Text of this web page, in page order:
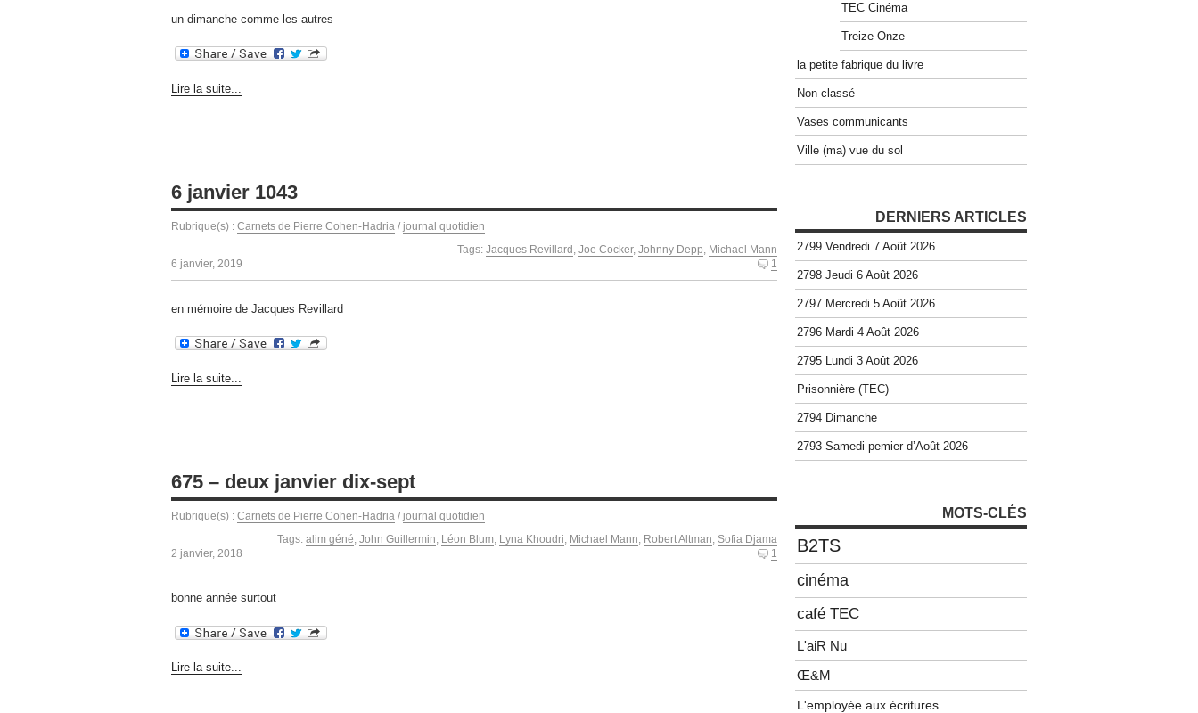
un dimanche comme les autres
Lire la suite...
6 janvier 1043
Rubrique(s) : Carnets de Pierre Cohen-Hadria / journal quotidien
Tags: Jacques Revillard , Joe Cocker, Johnny Depp, Michael Mann
6 janvier, 2019
1
en mémoire de Jacques Revillard
Lire la suite...
675 – deux janvier dix-sept
Rubrique(s) : Carnets de Pierre Cohen-Hadria / journal quotidien
Tags: alim géné, John Guillermin, Léon Blum, Lyna Khoudri, Michael Mann, Robert Altman, Sofia Djama
2 janvier, 2018
1
bonne année surtout
Lire la suite...
TEC Cinéma
Treize Onze
la petite fabrique du livre
Non classé
Vases communicants
Ville (ma) vue du sol
DERNIERS ARTICLES
2799 Vendredi 7 Août 2026
2798 Jeudi 6 Août 2026
2797 Mercredi 5 Août 2026
2796 Mardi 4 Août 2026
2795 Lundi 3 Août 2026
Prisonnière (TEC)
2794 Dimanche
2793 Samedi pemier d’Août 2026
MOTS-CLÉS
B2TS
cinéma
café TEC
L'aiR Nu
Œ&M
L'employée aux écritures